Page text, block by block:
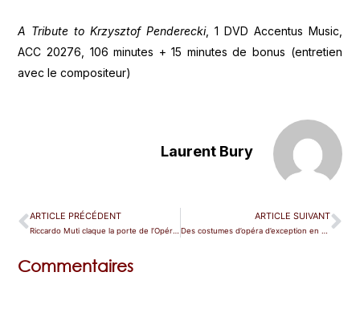
A Tribute to Krzysztof Penderecki, 1 DVD Accentus Music,
ACC 20276, 106 minutes + 15 minutes de bonus (entretien
avec le compositeur)
Laurent Bury
ARTICLE PRÉCÉDENT ARTICLE SUIVANT
Commentaires